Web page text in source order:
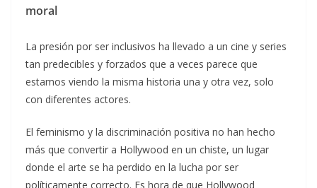
moral
La presión por ser inclusivos ha llevado a un cine y series
tan predecibles y forzados que a veces parece que
estamos viendo la misma historia una y otra vez, solo
con diferentes actores.
El feminismo y la discriminación positiva no han hecho
más que convertir a Hollywood en un chiste, un lugar
donde el arte se ha perdido en la lucha por ser
políticamente correcto. Es hora de que Hollywood